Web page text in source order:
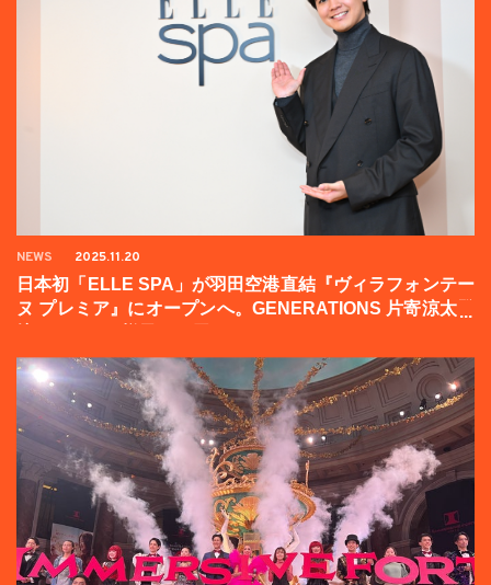
NEWS 2025.11.20
日本初「ELLE SPA」が羽田空港直結『ヴィラフォンテー
ヌ プレミア』にオープンへ。GENERATIONS 片寄涼太登